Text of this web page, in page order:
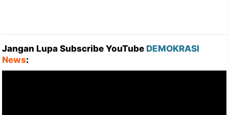
Jangan Lupa Subscribe YouTube DEMOKRASI
News: